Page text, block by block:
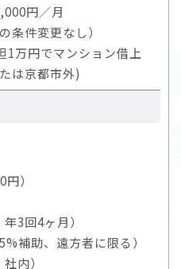
円／月
条件変更なし）
1万円でマンション借上
は京都市外)
）
3回4ヶ月）
補助、遠方者に限る）
内）